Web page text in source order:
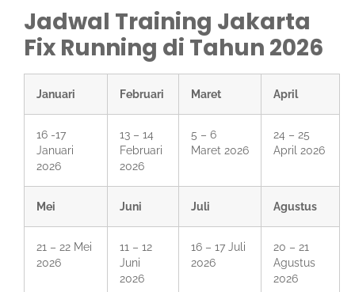
Jadwal Training Jakarta
Fix Running di Tahun 2026
Januari Februari Maret April
16 -17
Januari
2026
13 – 14
Februari
2026
5 – 6
Maret 2026
24 – 25
April 2026
Mei Juni Juli Agustus
21 – 22 Mei
2026
11 – 12
Juni
2026
16 – 17 Juli
2026
20 – 21
Agustus
2026